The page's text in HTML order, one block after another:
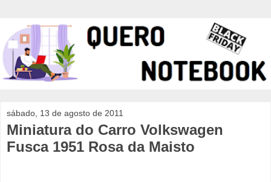
sábado, 13 de agosto de 2011
Miniatura do Carro Volkswagen
Fusca 1951 Rosa da Maisto